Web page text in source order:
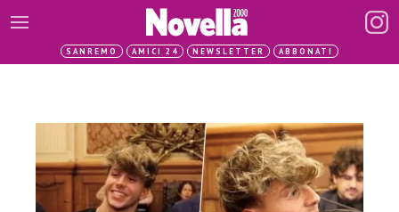
SANREMO AMICI 24 NEWSLETTER ABBONATI